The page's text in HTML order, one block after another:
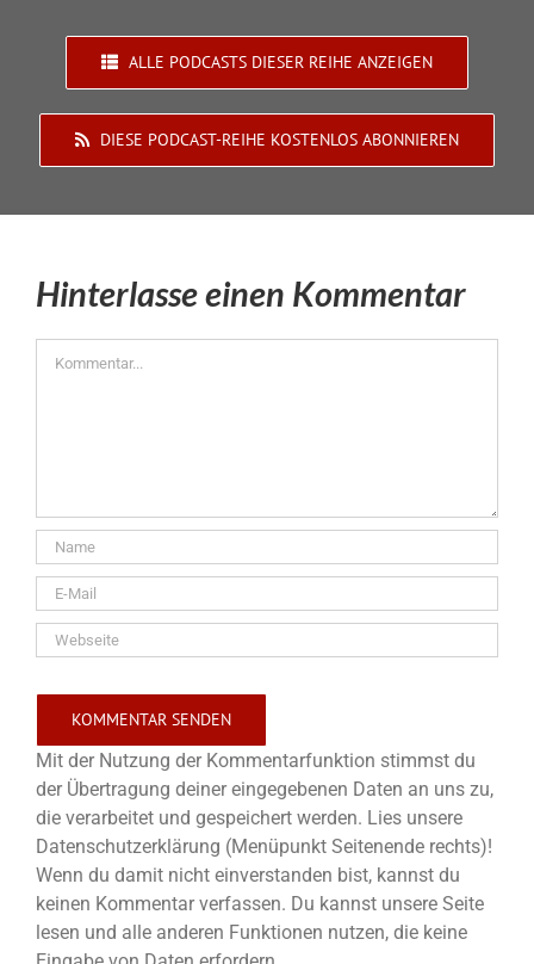
ALLE PODCASTS DIESER REIHE ANZEIGEN
DIESE PODCAST-REIHE KOSTENLOS ABONNIEREN
Hinterlasse einen Kommentar
Mit der Nutzung der Kommentarfunktion stimmst du
der Übertragung deiner eingegebenen Daten an uns zu,
die verarbeitet und gespeichert werden. Lies unsere
Datenschutzerklärung (Menüpunkt Seitenende rechts)!
Wenn du damit nicht einverstanden bist, kannst du
keinen Kommentar verfassen. Du kannst unsere Seite
lesen und alle anderen Funktionen nutzen, die keine